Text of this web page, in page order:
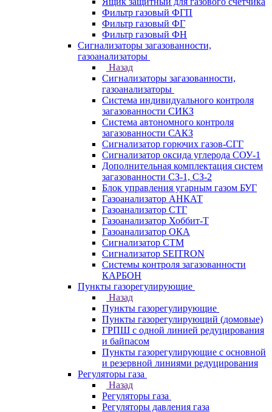
Фильтр газовый ФГП
Фильтр газовый ФГ
Фильтр газовый ФН
Сигнализаторы загазованности,
газоанализаторы
Назад
Сигнализаторы загазованности,
газоанализаторы
Система индивидуального контроля
загазованности СИКЗ
Система автономного контроля
загазованности САКЗ
Сигнализатор горючих газов-СГГ
Сигнализатор оксида углерода СОУ-1
Дополнительная комплектация систем
загазованности СЗ-1, СЗ-2
Блок управления угарным газом БУГ
Газоанализатор АНКАТ
Газоанализатор СТГ
Газоанализатор Хоббит-Т
Газоанализатор ОКА
Сигнализатор СТМ
Сигнализатор SEITRON
Системы контроля загазованности
КАРБОН
Пункты газорегулирующие
Назад
Пункты газорегулирующие
Пункты газорегулирующий (домовые)
ГРПШ с одной линией редуцирования
и байпасом
Пункты газорегулирующие с основной
и резервной линиями редуцирования
Регуляторы газа
Назад
Регуляторы газа
Регуляторы давления газа